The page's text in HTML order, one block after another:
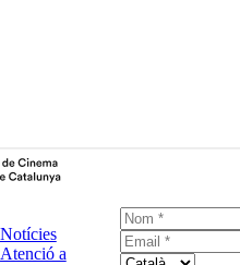
Notícies
Atenció a